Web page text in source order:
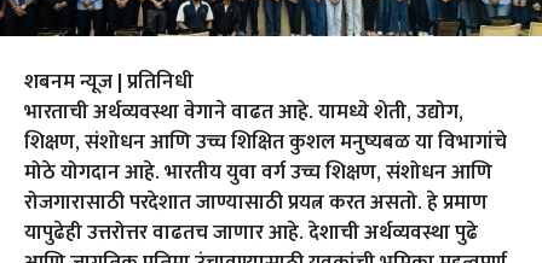
शबनम न्यूज | प्रतिनिधी
भारताची अर्थव्यवस्था वेगाने वाढत आहे. यामध्ये शेती, उद्योग,
शिक्षण, संशोधन आणि उच्च शिक्षित कुशल मनुष्यबळ या विभागांचे
मोठे योगदान आहे. भारतीय युवा वर्ग उच्च शिक्षण, संशोधन आणि
रोजगारासाठी परदेशात जाण्यासाठी प्रयत्न करत असतो. हे प्रमाण
यापुढेही उत्तरोत्तर वाढतच जाणार आहे. देशाची अर्थव्यवस्था पुढे